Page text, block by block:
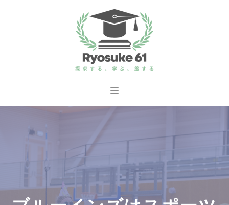
ス
メ
ー